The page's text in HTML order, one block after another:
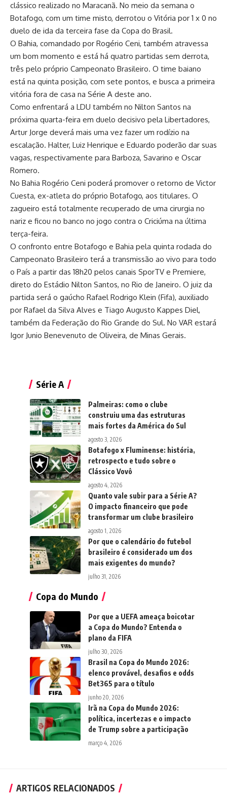
clássico realizado no Maracanã. No meio da semana o
Botafogo, com um time misto, derrotou o Vitória por 1 x 0 no
duelo de ida da terceira fase da Copa do Brasil.
O Bahia, comandado por Rogério Ceni, também atravessa
um bom momento e está há quatro partidas sem derrota,
três pelo próprio Campeonato Brasileiro. O time baiano
está na quinta posição, com sete pontos, e busca a primeira
vitória fora de casa na Série A deste ano.
Como enfrentará a LDU também no Nilton Santos na
próxima quarta-feira em duelo decisivo pela Libertadores,
Artur Jorge deverá mais uma vez fazer um rodízio na
escalação. Halter, Luiz Henrique e Eduardo poderão dar suas
vagas, respectivamente para Barboza, Savarino e Oscar
Romero.
No Bahia Rogério Ceni poderá promover o retorno de Victor
Cuesta, ex-atleta do próprio Botafogo, aos titulares. O
zagueiro está totalmente recuperado de uma cirurgia no
nariz e ficou no banco no jogo contra o Criciúma na última
terça-feira.
O confronto entre Botafogo e Bahia pela quinta rodada do
Campeonato Brasileiro terá a transmissão ao vivo para todo
o País a partir das 18h20 pelos canais SporTV e Premiere,
direto do Estádio Nilton Santos, no Rio de Janeiro. O juiz da
partida será o gaúcho Rafael Rodrigo Klein (Fifa), auxiliado
por Rafael da Silva Alves e Tiago Augusto Kappes Diel,
também da Federação do Rio Grande do Sul. No VAR estará
Igor Junio Benevenuto de Oliveira, de Minas Gerais.
Série A
Palmeiras: como o clube
construiu uma das estruturas
mais fortes da América do Sul
agosto 3, 2026
Botafogo x Fluminense: história,
retrospecto e tudo sobre o
Clássico Vovô
agosto 4, 2026
Quanto vale subir para a Série A?
O impacto financeiro que pode
transformar um clube brasileiro
agosto 1, 2026
Por que o calendário do futebol
brasileiro é considerado um dos
mais exigentes do mundo?
julho 31, 2026
Copa do Mundo
Por que a UEFA ameaça boicotar
a Copa do Mundo? Entenda o
plano da FIFA
julho 30, 2026
Brasil na Copa do Mundo 2026:
elenco provável, desafios e odds
Bet365 para o título
junho 20, 2026
Irã na Copa do Mundo 2026:
política, incertezas e o impacto
de Trump sobre a participação
março 4, 2026
ARTIGOS RELACIONADOS